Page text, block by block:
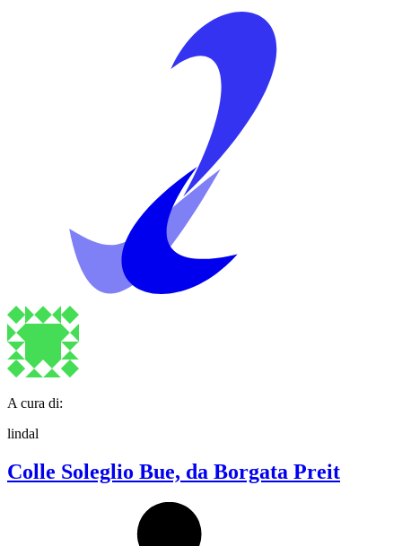
A cura di:
lindal
Colle Soleglio Bue, da Borgata Preit